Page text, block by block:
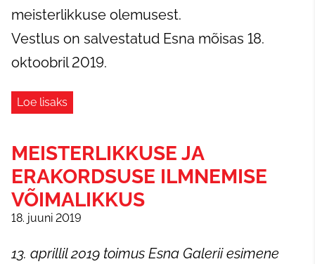
meisterlikkuse olemusest.
Vestlus on salvestatud Esna mõisas 18.
oktoobril 2019.
Loe lisaks
MEISTERLIKKUSE JA
ERAKORDSUSE ILMNEMISE
VÕIMALIKKUS
18. juuni 2019
13. aprillil 2019 toimus Esna Galerii esimene